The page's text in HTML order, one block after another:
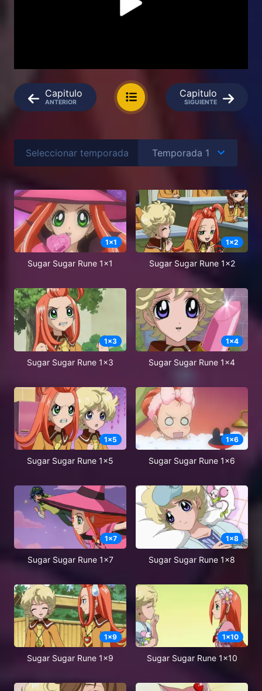
Capitulo
ANTERIOR
Capitulo
SIGUIENTE
Seleccionar temporada
1x1
Sugar Sugar Rune 1x1
1x2
Sugar Sugar Rune 1x2
1x3
Sugar Sugar Rune 1x3
1x4
Sugar Sugar Rune 1x4
1x5
Sugar Sugar Rune 1x5
1x6
Sugar Sugar Rune 1x6
1x7
Sugar Sugar Rune 1x7
1x8
Sugar Sugar Rune 1x8
1x9
Sugar Sugar Rune 1x9
1x10
Sugar Sugar Rune 1x10